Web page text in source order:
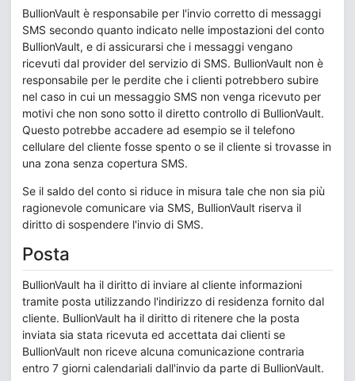
BullionVault è responsabile per l'invio corretto di messaggi
SMS secondo quanto indicato nelle impostazioni del conto
BullionVault, e di assicurarsi che i messaggi vengano
ricevuti dal provider del servizio di SMS. BullionVault non è
responsabile per le perdite che i clienti potrebbero subire
nel caso in cui un messaggio SMS non venga ricevuto per
motivi che non sono sotto il diretto controllo di BullionVault.
Questo potrebbe accadere ad esempio se il telefono
cellulare del cliente fosse spento o se il cliente si trovasse in
una zona senza copertura SMS.
Se il saldo del conto si riduce in misura tale che non sia più
ragionevole comunicare via SMS, BullionVault riserva il
diritto di sospendere l'invio di SMS.
Posta
BullionVault ha il diritto di inviare al cliente informazioni
tramite posta utilizzando l'indirizzo di residenza fornito dal
cliente. BullionVault ha il diritto di ritenere che la posta
inviata sia stata ricevuta ed accettata dai clienti se
BullionVault non riceve alcuna comunicazione contraria
entro 7 giorni calendariali dall'invio da parte di BullionVault.